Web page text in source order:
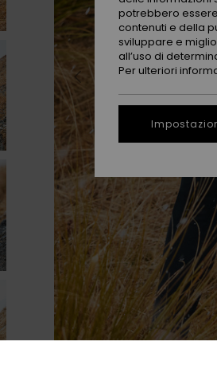
potrebbero
contenuti e della
sviluppare e
all’uso di
Per ulteriori